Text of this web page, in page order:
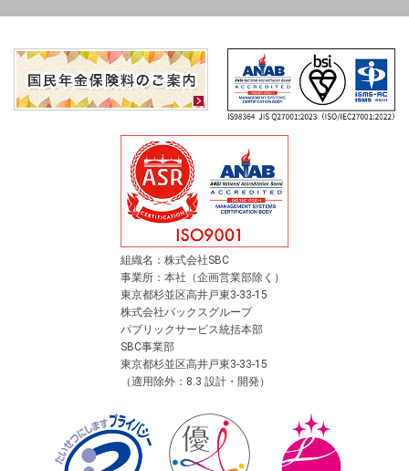
組織名：株式会社SBC
事業所：本社（企画営業部除く）
東京都杉並区高井戸東3-33-15
株式会社バックスグループ
パブリックサービス統括本部
SBC事業部
東京都杉並区高井戸東3-33-15
（適用除外：8.3 設計・開発）